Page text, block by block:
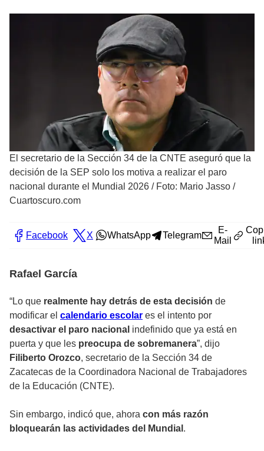
El secretario de la Sección 34 de la CNTE aseguró que la
decisión de la SEP solo los motiva a realizar el paro
nacional durante el Mundial 2026 / Foto: Mario Jasso /
Cuartoscuro.com
Facebook X WhatsApp Telegram
E-
Mail
Rafael García
“Lo que realmente hay detrás de esta decisión de
modificar el calendario escolar es el intento por
desactivar el paro nacional indefinido que ya está en
puerta y que les preocupa de sobremanera”, dijo
Filiberto Orozco, secretario de la Sección 34 de
Zacatecas de la Coordinadora Nacional de Trabajadores
de la Educación (CNTE).
Sin embargo, indicó que, ahora con más razón
bloquearán las actividades del Mundial .